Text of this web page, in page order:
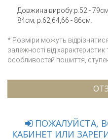
Довжина виробу:р.52 -
84см; р.62,64,66 - 86см.
* Розміри можуть
залежності від характеристик
особливостей пошиття,
ПОЖАЛУЙСТА,
КАБИНЕТ ИЛИ